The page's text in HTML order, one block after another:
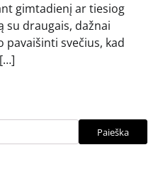
gimtadienį ar tiesiog
su draugais, dažnai
pavaišinti svečius, kad
Paieška